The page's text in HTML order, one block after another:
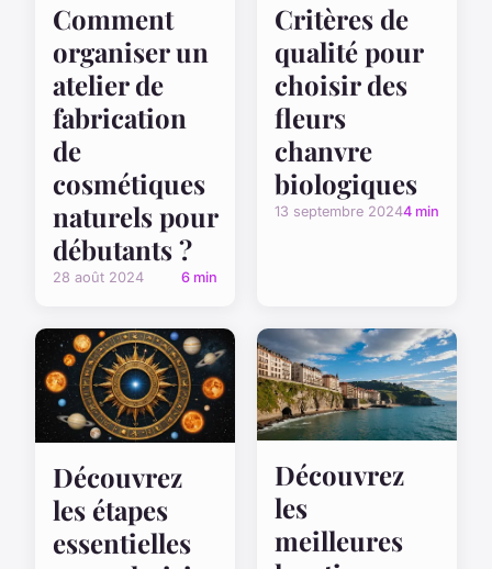
Comment
organiser un
atelier de
fabrication
de
cosmétiques
naturels pour
débutants ?
28 août 2024 6 min
Critères de
qualité pour
choisir des
fleurs
chanvre
biologiques
13 septembre 20244 min
Découvrez
les étapes
essentielles
Découvrez
les
meilleures